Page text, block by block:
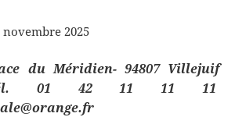
2025
du Méridien- 94807 Villejuif
01 42 11 11 11